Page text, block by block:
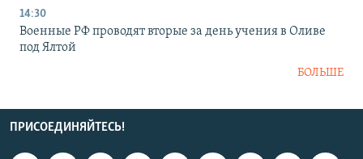
14:30
Военные РФ проводят вторые за день учения в Оливе
под Ялтой
БОЛЬШЕ
ПРИСОЕДИНЯЙТЕСЬ!